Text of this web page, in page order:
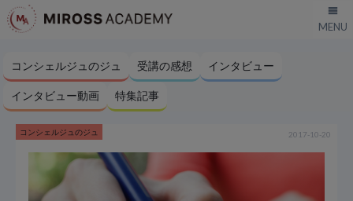
コンシェルジュのジュ 受講の感想 インタビュー
インタビュー動画 特集記事
コンシェルジュのジュ 2017-10-20